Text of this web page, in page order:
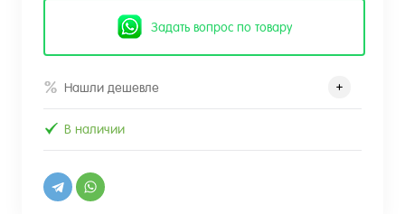
Задать вопрос по товару
Нашли дешевле
В наличии